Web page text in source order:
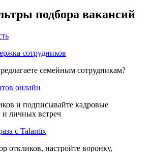
подбора вакансий
сотрудников
семейным сотрудникам?
онлайн
и подписывайте кадровые
и личных встреч
с Talantix
откликов, настройте воронку,